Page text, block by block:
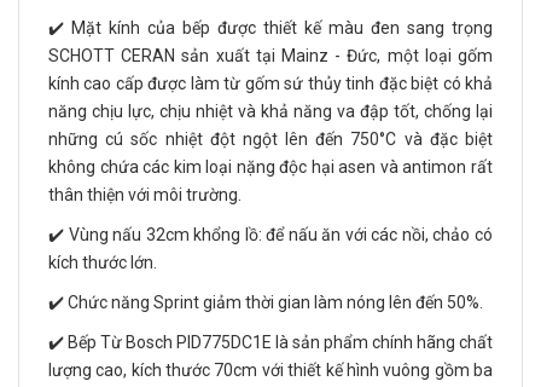
✔️ Mặt kính của bếp được thiết kế màu đen sang trọng
SCHOTT CERAN sản xuất tại Mainz - Đức, một loại gốm
kính cao cấp được làm từ gốm sứ thủy tinh đặc biệt có khả
năng chịu lực, chịu nhiệt và khả năng va đập tốt, chống lại
những cú sốc nhiệt đột ngột lên đến 750°C và đặc biệt
không chứa các kim loại nặng độc hại asen và antimon rất
thân thiện với môi trường.
✔️ Vùng nấu 32cm khổng lồ: để nấu ăn với các nồi, chảo có
kích thước lớn.
✔️ Chức năng Sprint giảm thời gian làm nóng lên đến 50%.
✔️ Bếp Từ Bosch PID775DC1E là sản phẩm chính hãng chất
lượng cao, kích thước 70cm với thiết kế hình vuông gồm ba